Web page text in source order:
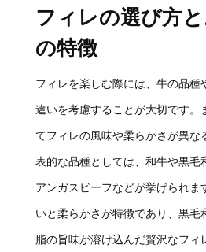
フィレの選び方
の特徴
フィレを楽しむ際には、牛の品種
違いを考慮することが大切です。
てフィレの風味や柔らかさが異な
表的な品種としては、和牛や黒毛
アンガスビーフなどが挙げられま
いと柔らかさが特徴であり、黒毛
脂の旨味が溶け込んだ贅沢なフィ